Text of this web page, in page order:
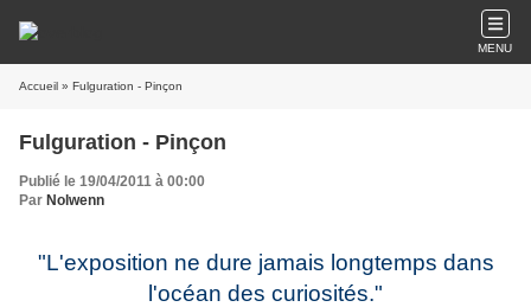
MENU
Accueil » Fulguration - Pinçon
Fulguration - Pinçon
Publié le 19/04/2011 à 00:00
Par Nolwenn
"L'exposition ne dure jamais longtemps dans
l'océan des curiosités."